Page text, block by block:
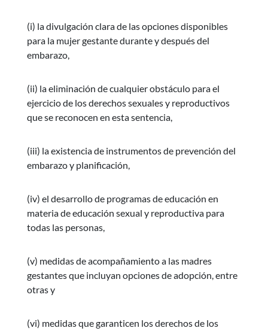
(i) la divulgación clara de las opciones disponibles
para la mujer gestante durante y después del
embarazo,
(ii) la eliminación de cualquier obstáculo para el
ejercicio de los derechos sexuales y reproductivos
que se reconocen en esta sentencia,
(iii) la existencia de instrumentos de prevención del
embarazo y planificación,
(iv) el desarrollo de programas de educación en
materia de educación sexual y reproductiva para
todas las personas,
(v) medidas de acompañamiento a las madres
gestantes que incluyan opciones de adopción, entre
otras y
(vi) medidas que garanticen los derechos de los